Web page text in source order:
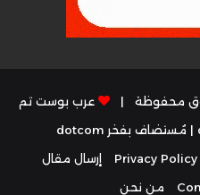
عرب بوست تم
| مُستضاف بفخرdotcom
إرسال مقال
من نحن